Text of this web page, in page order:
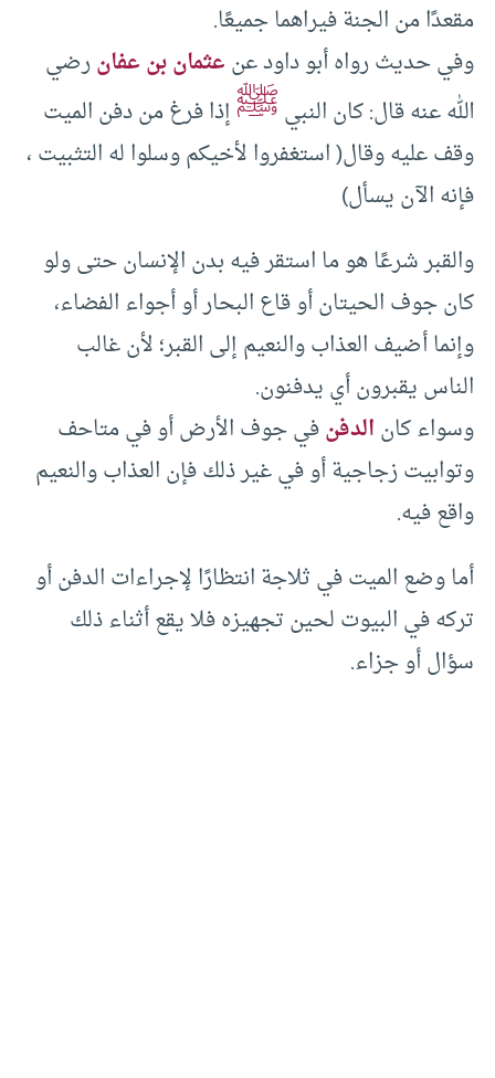
مقعدًا من الجنة فيراهما جميعًا‏.‏
وفي حديث رواه أبو داود عنعثمان بن عفانرضي
الله عنه قال‏:‏ كان النبيﷺإذا فرغ من دفن الميت
وقف عليه وقال( استغفروا لأخيكم وسلوا له التثبيت ،
فإنه الآن يسأل‏)
والقبر شرعًا هو ما استقر فيه بدن الإنسان حتى ولو
كان جوف الحيتان أو قاع البحار أو أجواء الفضاء‏،‏
وإنما أضيف العذاب والنعيم إلى القبر؛ لأن غالب
الناس يقبرون أي يدفنون‏.‏
وسواء كانالدفنفي جوف الأرض أو في متاحف
وتوابيت زجاجية أو في غير ذلك فإن العذاب والنعيم
واقع فيه‏.‏
أما وضع الميت في ثلاجة انتظارًا لإجراءات الدفن أو
تركه في البيوت لحين تجهيزه فلا يقع أثناء ذلك
سؤال أو جزاء‏.‏